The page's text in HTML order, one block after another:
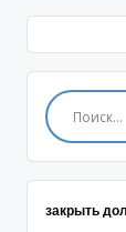
закрыть